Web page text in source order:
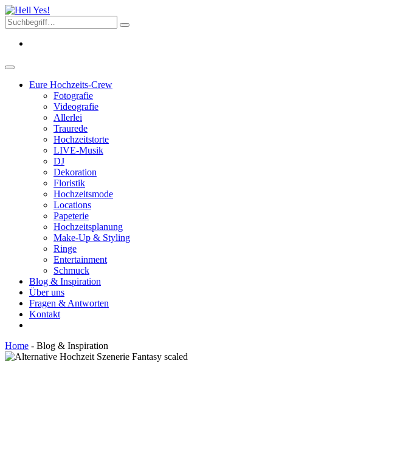
Eure Hochzeits-Crew
Fotografie
Videografie
Allerlei
Traurede
Hochzeitstorte
LIVE-Musik
DJ
Dekoration
Floristik
Hochzeitsmode
Locations
Papeterie
Hochzeitsplanung
Make-Up & Styling
Ringe
Entertainment
Schmuck
Blog & Inspiration
Über uns
Fragen & Antworten
Kontakt
Home - Blog & Inspiration